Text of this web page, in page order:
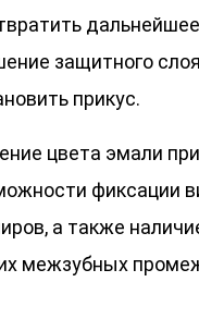
дальнейшее
защитного
прикус.
цвета эмали при
фиксации
а также
межзубных